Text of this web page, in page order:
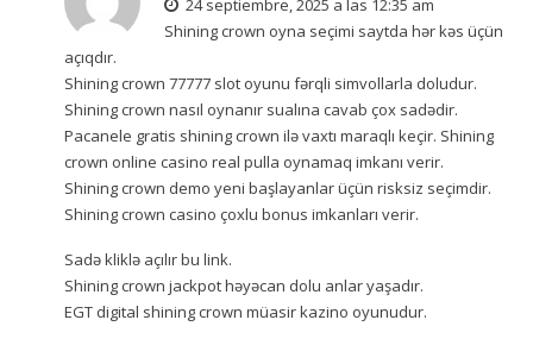
24 septiembre, 2025 a las 12:35 am
Shining crown oyna seçimi saytda hər kəs üçün
açıqdır.
Shining crown 77777 slot oyunu fərqli simvollarla doludur.
Shining crown nasıl oynanır sualına cavab çox sadədir.
Pacanele gratis shining crown ilə vaxtı maraqlı keçir. Shining
crown online casino real pulla oynamaq imkanı verir.
Shining crown demo yeni başlayanlar üçün risksiz seçimdir.
Shining crown casino çoxlu bonus imkanları verir.
Sadə kliklə açılırbu link.
Shining crown jackpot həyəcan dolu anlar yaşadır.
EGT digital shining crown müasir kazino oyunudur.